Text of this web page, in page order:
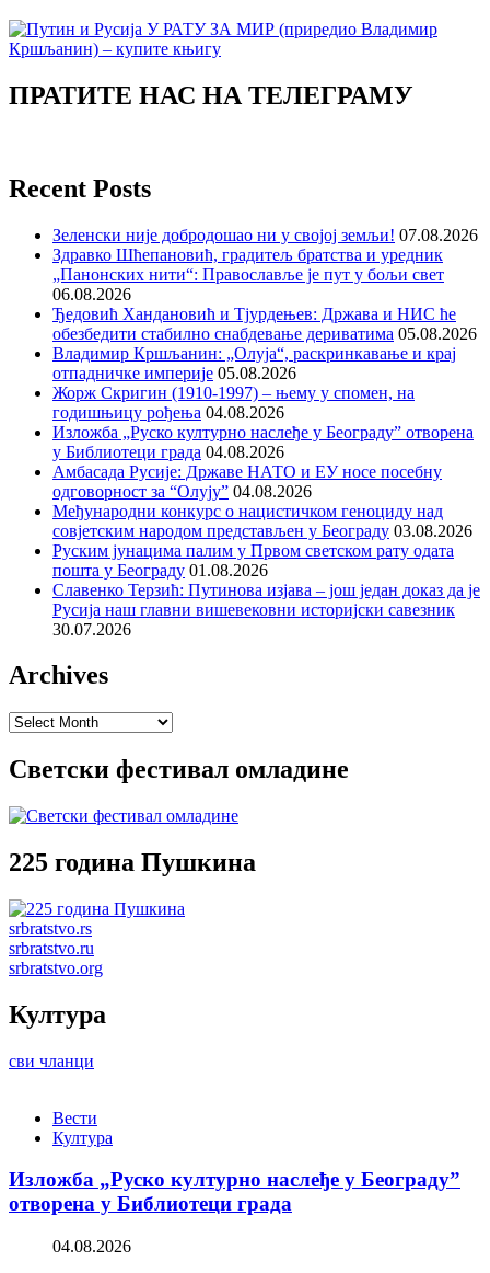
ПРАТИТЕ НАС НА ТЕЛЕГРАМУ
Recent Posts
Зеленски није добродошао ни у својој земљи! 07.08.2026
Здравко Шћепановић, градитељ братства и уредник
„Панонских нити“: Православље је пут у бољи свет
06.08.2026
Ђедовић Хандановић и Тјурдењев: Држава и НИС ће
обезбедити стабилно снабдевање дериватима 05.08.2026
Владимир Кршљанин: „Олуја“, раскринкавање и крај
отпадничке империје 05.08.2026
Жорж Скригин (1910-1997) – њему у спомен, на
годишњицу рођења 04.08.2026
Изложба „Руско културно наслеђе у Београду” отворена
у Библиотеци града 04.08.2026
Амбасада Русије: Државе НАТО и ЕУ носе посебну
одговорност за “Олују” 04.08.2026
Међународни конкурс о нацистичком геноциду над
совјетским народом представљен у Београду 03.08.2026
Руским јунацима палим у Првом светском рату одата
пошта у Београду 01.08.2026
Славенко Терзић: Путинова изјава – још један доказ да је
Русија наш главни вишевековни историјски савезник
30.07.2026
Archives
Archives
Светски фестивал омладине
225 година Пушкина
srbratstvo.rs
srbratstvo.ru
srbratstvo.org
Култура
сви чланци
Вести
Култура
Изложба „Руско културно наслеђе у Београду”
отворена у Библиотеци града
04.08.2026